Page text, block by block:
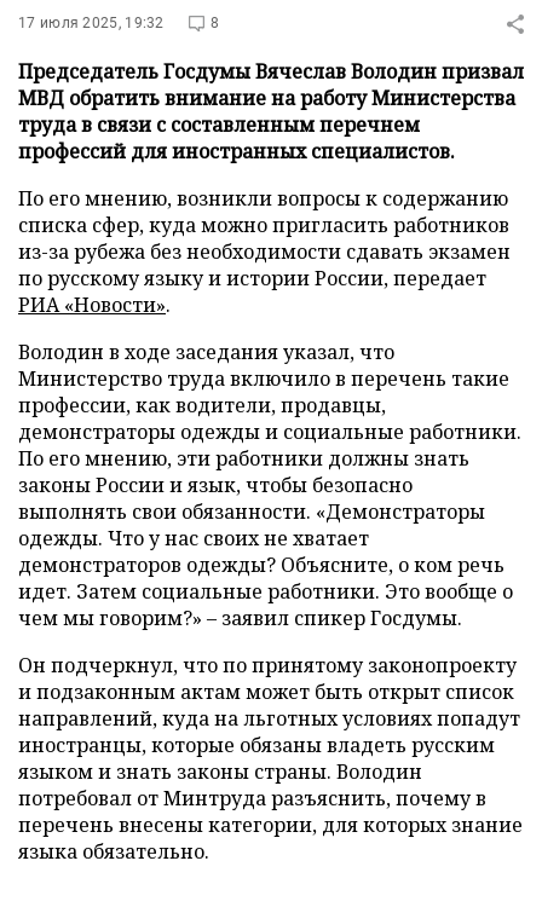
17 июля 2025, 19:32 8
Председатель Госдумы Вячеслав Володин призвал
МВД обратить внимание на работу Министерства
труда в связи с составленным перечнем
профессий для иностранных специалистов.
По его мнению, возникли вопросы к содержанию
списка сфер, куда можно пригласить работников
из-за рубежа без необходимости сдавать экзамен
по русскому языку и истории России, передает
РИА «Новости».
Володин в ходе заседания указал, что
Министерство труда включило в перечень такие
профессии, как водители, продавцы,
демонстраторы одежды и социальные работники.
По его мнению, эти работники должны знать
законы России и язык, чтобы безопасно
выполнять свои обязанности. «Демонстраторы
одежды. Что у нас своих не хватает
демонстраторов одежды? Объясните, о ком речь
идет. Затем социальные работники. Это вообще о
чем мы говорим?» – заявил спикер Госдумы.
Он подчеркнул, что по принятому законопроекту
и подзаконным актам может быть открыт список
направлений, куда на льготных условиях попадут
иностранцы, которые обязаны владеть русским
языком и знать законы страны. Володин
потребовал от Минтруда разъяснить, почему в
перечень внесены категории, для которых знание
языка обязательно.